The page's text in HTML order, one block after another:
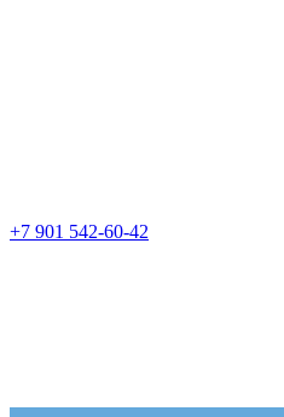
+7 901 542-60-42